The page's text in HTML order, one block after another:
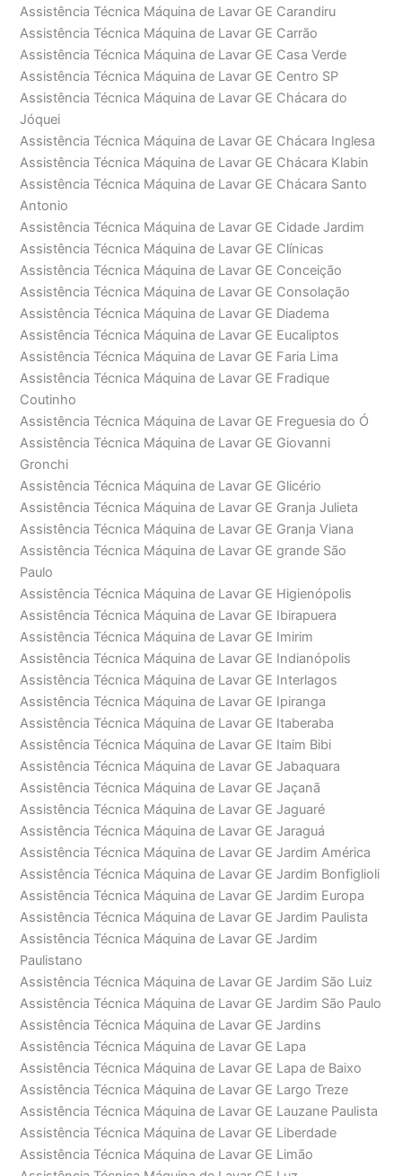
Assistência Técnica Máquina de Lavar GE Carandiru
Assistência Técnica Máquina de Lavar GE Carrão
Assistência Técnica Máquina de Lavar GE Casa Verde
Assistência Técnica Máquina de Lavar GE Centro SP
Assistência Técnica Máquina de Lavar GE Chácara do
Jóquei
Assistência Técnica Máquina de Lavar GE Chácara Inglesa
Assistência Técnica Máquina de Lavar GE Chácara Klabin
Assistência Técnica Máquina de Lavar GE Chácara Santo
Antonio
Assistência Técnica Máquina de Lavar GE Cidade Jardim
Assistência Técnica Máquina de Lavar GE Clínicas
Assistência Técnica Máquina de Lavar GE Conceição
Assistência Técnica Máquina de Lavar GE Consolação
Assistência Técnica Máquina de Lavar GE Diadema
Assistência Técnica Máquina de Lavar GE Eucaliptos
Assistência Técnica Máquina de Lavar GE Faria Lima
Assistência Técnica Máquina de Lavar GE Fradique
Coutinho
Assistência Técnica Máquina de Lavar GE Freguesia do Ó
Assistência Técnica Máquina de Lavar GE Giovanni
Gronchi
Assistência Técnica Máquina de Lavar GE Glicério
Assistência Técnica Máquina de Lavar GE Granja Julieta
Assistência Técnica Máquina de Lavar GE Granja Viana
Assistência Técnica Máquina de Lavar GE grande São
Paulo
Assistência Técnica Máquina de Lavar GE Higienópolis
Assistência Técnica Máquina de Lavar GE Ibirapuera
Assistência Técnica Máquina de Lavar GE Imirim
Assistência Técnica Máquina de Lavar GE Indianópolis
Assistência Técnica Máquina de Lavar GE Interlagos
Assistência Técnica Máquina de Lavar GE Ipiranga
Assistência Técnica Máquina de Lavar GE Itaberaba
Assistência Técnica Máquina de Lavar GE Itaim Bibi
Assistência Técnica Máquina de Lavar GE Jabaquara
Assistência Técnica Máquina de Lavar GE Jaçanã
Assistência Técnica Máquina de Lavar GE Jaguaré
Assistência Técnica Máquina de Lavar GE Jaraguá
Assistência Técnica Máquina de Lavar GE Jardim América
Assistência Técnica Máquina de Lavar GE Jardim Bonfiglioli
Assistência Técnica Máquina de Lavar GE Jardim Europa
Assistência Técnica Máquina de Lavar GE Jardim Paulista
Assistência Técnica Máquina de Lavar GE Jardim
Paulistano
Assistência Técnica Máquina de Lavar GE Jardim São Luiz
Assistência Técnica Máquina de Lavar GE Jardim São Paulo
Assistência Técnica Máquina de Lavar GE Jardins
Assistência Técnica Máquina de Lavar GE Lapa
Assistência Técnica Máquina de Lavar GE Lapa de Baixo
Assistência Técnica Máquina de Lavar GE Largo Treze
Assistência Técnica Máquina de Lavar GE Lauzane Paulista
Assistência Técnica Máquina de Lavar GE Liberdade
Assistência Técnica Máquina de Lavar GE Limão